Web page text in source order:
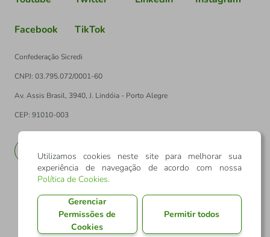
Facebook TikTok
Confederação Sicredi
CNPJ: 03.795.072/0001-60
Av. Assis Brasil, 3940, J. Lindóia - Porto Alegre
CEP: 91010-003
Utilizamos cookies neste site para melhorar sua
experiência de navegação de acordo com nossa
Política de Cookies.
Gerenciar
Permissões de
Cookies
Permitir todos